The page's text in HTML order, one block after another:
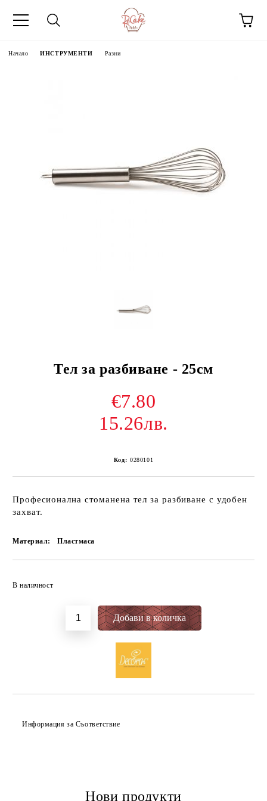
Начало ИНСТРУМЕНТИ Разни
Тел за разбиване - 25см
€7.80
15.26лв.
Код: 0280101
Професионална стоманена тел за разбиване с удобен
захват.
Материал: Пластмаса
В наличност
Информация за Съответствие
Нови продукти